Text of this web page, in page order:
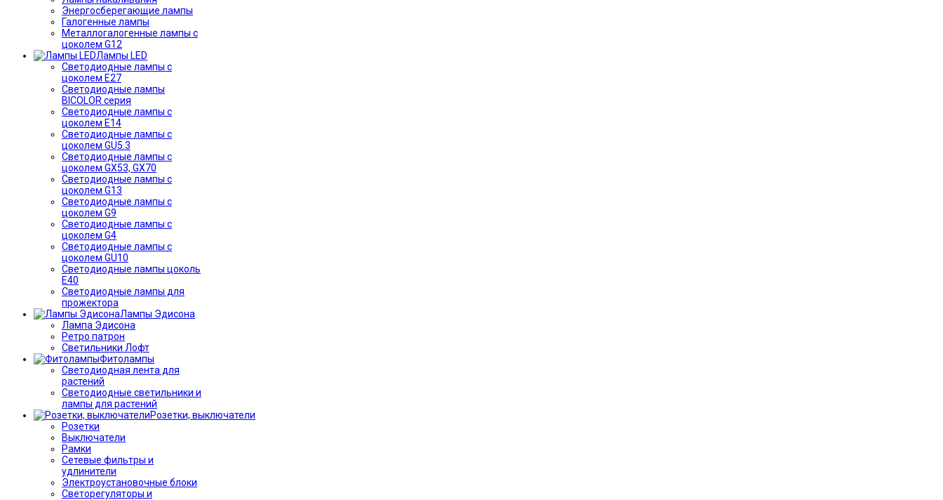
Энергосберегающие лампы
Галогенные лампы
Металлогалогенные лампы с
цоколем G12
Лампы LED
Светодиодные лампы с
цоколем E27
Светодиодные лампы
BICOLOR серия
Светодиодные лампы с
цоколем E14
Светодиодные лампы с
цоколем GU5.3
Светодиодные лампы с
цоколем GX53, GX70
Светодиодные лампы с
цоколем G13
Светодиодные лампы с
цоколем G9
Светодиодные лампы с
цоколем G4
Светодиодные лампы с
цоколем GU10
Светодиодные лампы цоколь
Е40
Светодиодные лампы для
прожектора
Лампы Эдисона
Лампа Эдисона
Ретро патрон
Светильники Лофт
Фитолампы
Светодиодная лента для
растений
Светодиодные светильники и
лампы для растений
Розетки, выключатели
Розетки
Выключатели
Рамки
Сетевые фильтры и
удлинители
Электроустановочные блоки
Светорегуляторы и